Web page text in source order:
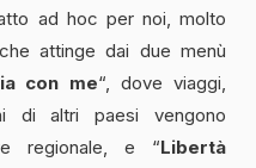
ad hoc per noi, molto
attinge dai due menù
con me“, dove viaggi,
di altri paesi vengono
regionale, e “Libertà